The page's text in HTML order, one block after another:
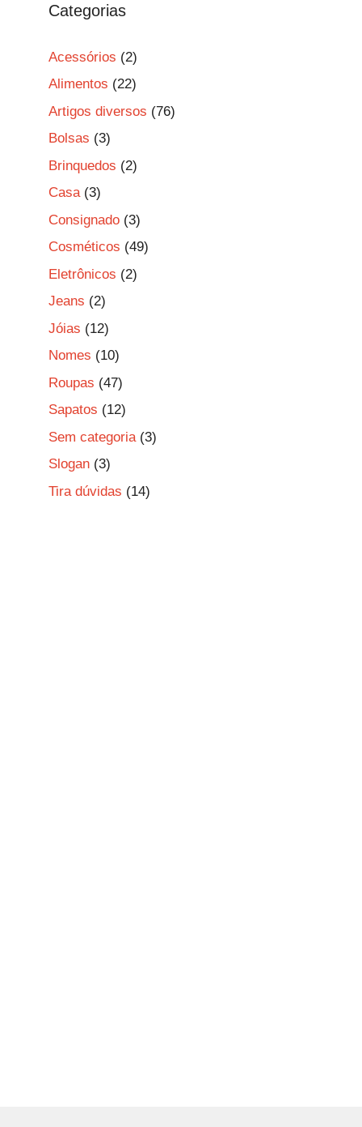
Categorias
Acessórios (2)
Alimentos (22)
Artigos diversos (76)
Bolsas (3)
Brinquedos (2)
Casa(3)
Consignado (3)
Cosméticos (49)
Eletrônicos (2)
Jeans (2)
Jóias (12)
Nomes (10)
Roupas (47)
Sapatos (12)
Sem categoria (3)
Slogan (3)
Tira dúvidas (14)